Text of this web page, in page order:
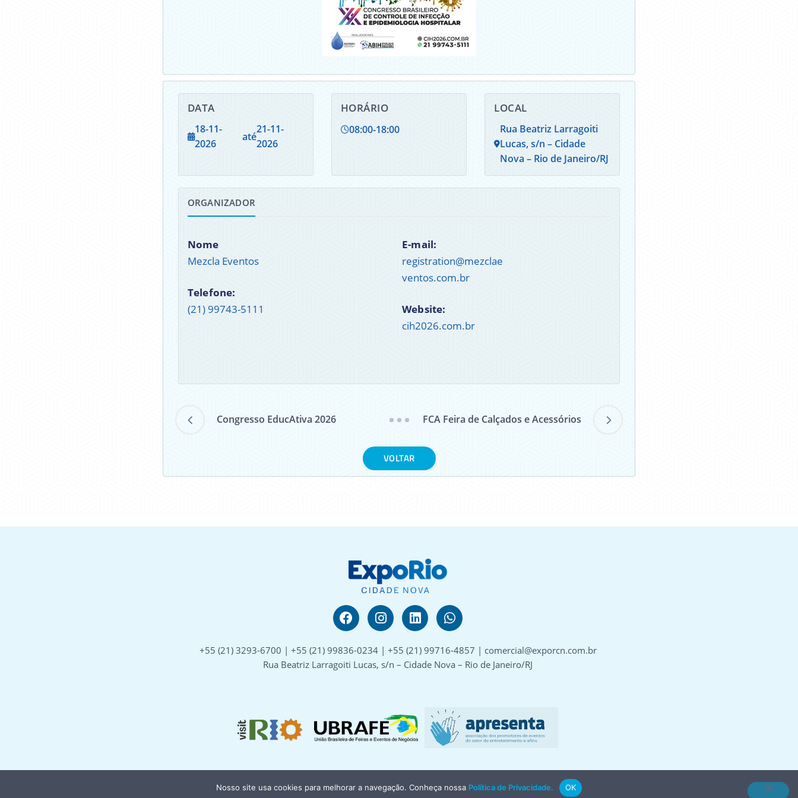
DATA
18-11-
2026
até
21-11-
2026
HORÁRIO
08:00-18:00
LOCAL
Rua Beatriz Larragoiti
Lucas, s/n – Cidade
Nova – Rio de Janeiro/RJ
ORGANIZADOR
Nome
Mezcla Eventos
Telefone:
(21) 99743-5111
E-mail:
registration@mezclae
ventos.com.br
Website:
cih2026.com.br
Congresso EducAtiva 2026 FCA Feira de Calçados e Acessórios
VOLTAR
+55 (21) 3293-6700 | +55 (21) 99836-0234 | +55 (21) 99716-4857 | comercial@exporcn.com.br
Rua Beatriz Larragoiti Lucas, s/n – Cidade Nova – Rio de Janeiro/RJ
© exporcn.com.br | Todos os Direitos Reservados
Nosso site usa cookies para melhorar a navegação. Conheça nossa Política de Privacidade. OK